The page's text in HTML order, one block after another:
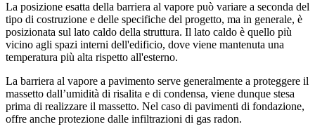
La posizione esatta della barriera al vapore può variare a seconda del
tipo di costruzione e delle specifiche del progetto, ma in generale, è
posizionata sul lato caldo della struttura. Il lato caldo è quello più
vicino agli spazi interni dell'edificio, dove viene mantenuta una
temperatura più alta rispetto all'esterno.
La barriera al vapore a pavimento serve generalmente a proteggere il
massetto dall’umidità di risalita e di condensa, viene dunque stesa
prima di realizzare il massetto. Nel caso di pavimenti di fondazione,
offre anche protezione dalle infiltrazioni di gas radon.